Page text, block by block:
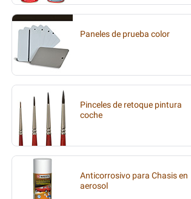
Paneles de prueba color
Pinceles de retoque pintura
coche
Anticorrosivo para Chasis en
aerosol